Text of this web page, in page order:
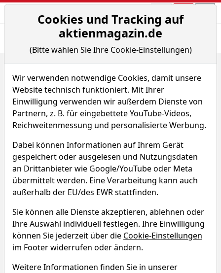
Aktien- und
Home Aktien SGS SA Fundamentaldaten
SGS Aktie
Watchlist SGSN WKN A3D68K
96,624 CHF -1,20 %
Echtzeit-Aktienkurs 06.08.2026, 16:11 Uhr
SGS Fundamentaldaten &
Analysen
Umsatz- und Gewinnentwicklung
Cookies und Tracking auf
aktienmagazin.de
(Bitte wählen Sie Ihre Cookie-Einstellungen)
Wir verwenden notwendige Cookies, damit unsere
Website technisch funktioniert. Mit Ihrer
Einwilligung verwenden wir außerdem Dienste von
Partnern, z. B. für eingebettete YouTube-Videos,
Reichweitenmessung und personalisierte Werbung.
Dabei können Informationen auf Ihrem Gerät
gespeichert oder ausgelesen und Nutzungsdaten
an Drittanbieter wie Google/YouTube oder Meta
übermittelt werden. Eine Verarbeitung kann auch
außerhalb der EU/des EWR stattfinden.
Sie können alle Dienste akzeptieren, ablehnen oder
Ihre Auswahl individuell festlegen. Ihre Einwilligung
können Sie jederzeit über die Cookie-Einstellungen
im Footer widerrufen oder ändern.
Weitere Informationen finden Sie in unserer